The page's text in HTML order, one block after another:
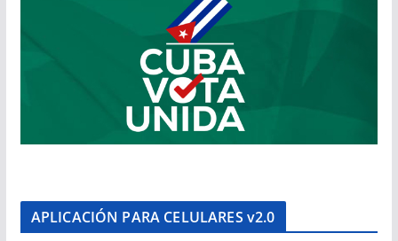
APLICACIÓN PARA CELULARES v2.0